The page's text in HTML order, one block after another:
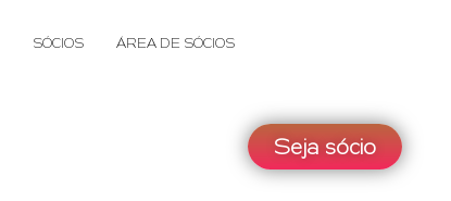
SÓCIOS ÁREA DE SÓCIOS
Seja sócio